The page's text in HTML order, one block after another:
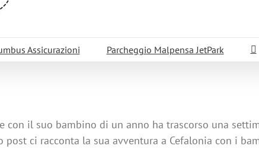
Assicurazioni Parcheggio Malpensa JetPark
con il suo bambino di un anno ha trascorso una
post ci racconta la sua avventura a Cefalonia con i